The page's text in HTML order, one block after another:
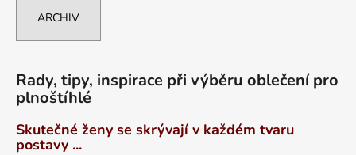
ARCHIV
Rady, tipy, inspirace při výběru oblečení pro
plnoštíhlé
Skutečné ženy se skrývají v každém tvaru
postavy ...